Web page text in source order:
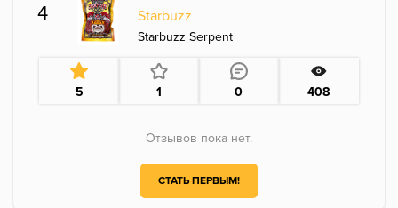
4 Starbuzz
Starbuzz Serpent
5 1 0 408
Отзывов пока нет.
СТАТЬ ПЕРВЫМ!